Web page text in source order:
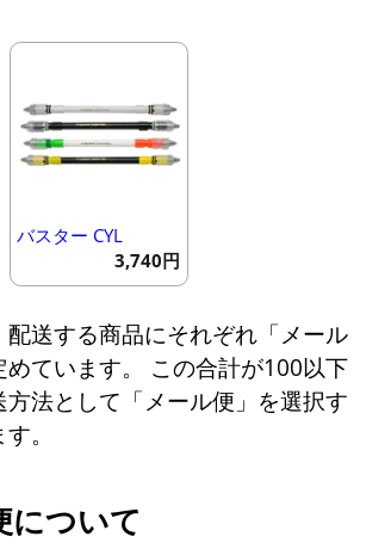
バスター CYL
3,740円
送する商品にそれぞれ「メール
ています。 この合計が100以下
法として「メール便」を選択す
。
について